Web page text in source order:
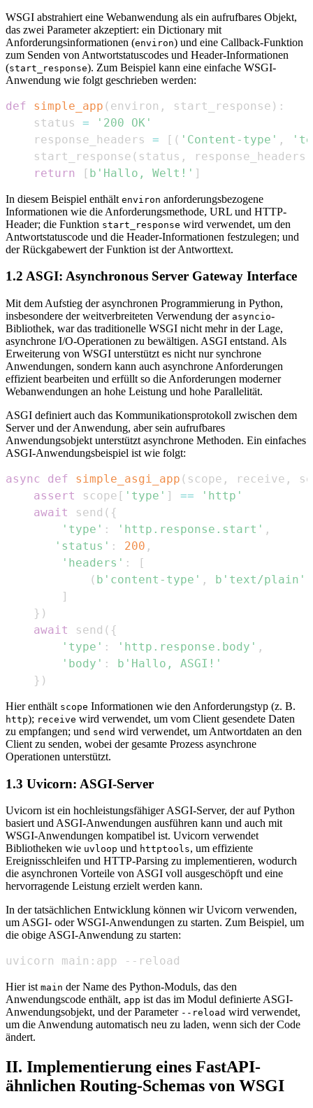
WSGI abstrahiert eine Webanwendung als ein aufrufbares Objekt,
das zwei Parameter akzeptiert: ein Dictionary mit
Anforderungsinformationen (environ) und eine Callback-Funktion
zum Senden von Antwortstatuscodes und Header-Informationen
(start_response). Zum Beispiel kann eine einfache WSGI-
Anwendung wie folgt geschrieben werden:
def simple_app ( environ , start_response ) :
    status
=
'200 OK'
    response_headers
= [ ( 'Content-type' ,
    start_response
( status , response_headers
return
[ b'Hallo, Welt!' ]
In diesem Beispiel enthält environ anforderungsbezogene
Informationen wie die Anforderungsmethode, URL und HTTP-
Header; die Funktion start_response wird verwendet, um den
Antwortstatuscode und die Header-Informationen festzulegen; und
der Rückgabewert der Funktion ist der Antworttext.
1.2 ASGI: Asynchronous Server Gateway Interface
Mit dem Aufstieg der asynchronen Programmierung in Python,
insbesondere der weitverbreiteten Verwendung der asyncio-
Bibliothek, war das traditionelle WSGI nicht mehr in der Lage,
asynchrone I/O-Operationen zu bewältigen. ASGI entstand. Als
Erweiterung von WSGI unterstützt es nicht nur synchrone
Anwendungen, sondern kann auch asynchrone Anforderungen
effizient bearbeiten und erfüllt so die Anforderungen moderner
Webanwendungen an hohe Leistung und hohe Parallelität.
ASGI definiert auch das Kommunikationsprotokoll zwischen dem
Server und der Anwendung, aber sein aufrufbares
Anwendungsobjekt unterstützt asynchrone Methoden. Ein einfaches
ASGI-Anwendungsbeispiel ist wie folgt:
async def simple_asgi_app ( scope , receive ,
assert
scope [ 'type' ] ==
'http'
await
send ( {
'type' : 'http.response.start' ,
'status' : 200 ,
'headers' :
[
( b'content-type' , b'text/plain'
]
} )
await
send ( {
'type' : 'http.response.body' ,
'body' :
b'Hallo, ASGI!'
} )
Hier enthält scope Informationen wie den Anforderungstyp (z. B.
http); receive wird verwendet, um vom Client gesendete Daten
zu empfangen; und send wird verwendet, um Antwortdaten an den
Client zu senden, wobei der gesamte Prozess asynchrone
Operationen unterstützt.
1.3 Uvicorn: ASGI-Server
Uvicorn ist ein hochleistungsfähiger ASGI-Server, der auf Python
basiert und ASGI-Anwendungen ausführen kann und auch mit
WSGI-Anwendungen kompatibel ist. Uvicorn verwendet
Bibliotheken wie uvloop und httptools, um effiziente
Ereignisschleifen und HTTP-Parsing zu implementieren, wodurch
die asynchronen Vorteile von ASGI voll ausgeschöpft und eine
hervorragende Leistung erzielt werden kann.
In der tatsächlichen Entwicklung können wir Uvicorn verwenden,
um ASGI- oder WSGI-Anwendungen zu starten. Zum Beispiel, um
die obige ASGI-Anwendung zu starten:
uvicorn main:app --reload
Hier ist main der Name des Python-Moduls, das den
Anwendungscode enthält, app ist das im Modul definierte ASGI-
Anwendungsobjekt, und der Parameter --reload wird verwendet,
um die Anwendung automatisch neu zu laden, wenn sich der Code
ändert.
II. Implementierung eines FastAPI-
ähnlichen Routing-Schemas von WSGI